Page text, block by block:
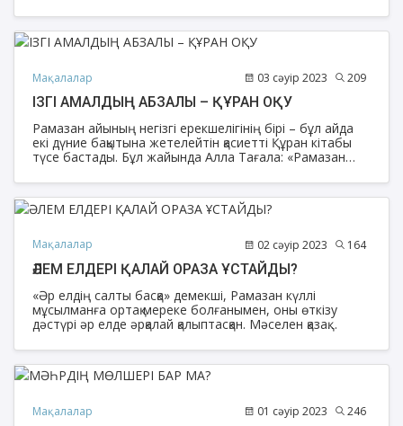
шақырады. Туыстық байланысты нығайту дегеніміз –
туысқанға сөзбен де, іспен де жақсылық жасау,
жамандықтан сақтау, олардың жағдайын біліп тұру. Бұл
жол.
Мақалалар 03 сәуір 2023 209
ІЗГІ АМАЛДЫҢ АБЗАЛЫ – ҚҰРАН ОҚУ
Рамазан айының негізгі ерекшелігінің бірі – бұл айда
екі дүние бақытына жетелейтін қасиетті Құран кітабы
түсе бастады. Бұл жайында Алла Тағала: «Рамазан
дәлелдерді һәм ақиқат пен жалғанның аражігін
ажырататын өлшемдерді қамтыған қасиетті Құран түсе
бастаған ерекше ай...» («Бақара» сүресі, 185-аят) дейді.
Мақалалар 02 сәуір 2023 164
ӘЛЕМ ЕЛДЕРІ ҚАЛАЙ ОРАЗА ҰСТАЙДЫ?
«Әр елдің салты басқа» демекші, Рамазан күллі
мұсылманға ортақ мереке болғанымен, оны өткізу
дәстүрі әр елде әрқалай қалыптасқан. Мәселен қазақ
айтылса, Мысыр мемлекетінде адамдарды сәресіне
ұрмалы-соқпалы аспаптармен ояту, ал Сауд
Арабиясында Пайғамбарымыздың (оған Алланың
сәресіге және таң намазына бөлек-бөлек азан айту
Мақалалар 01 сәуір 2023 246